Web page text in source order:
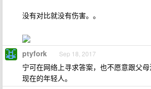
没有对比就没有伤害。。
ptyfork Sep 18, 2017
宁可在网络上寻求答案，也不愿意跟父
现在的年轻人。